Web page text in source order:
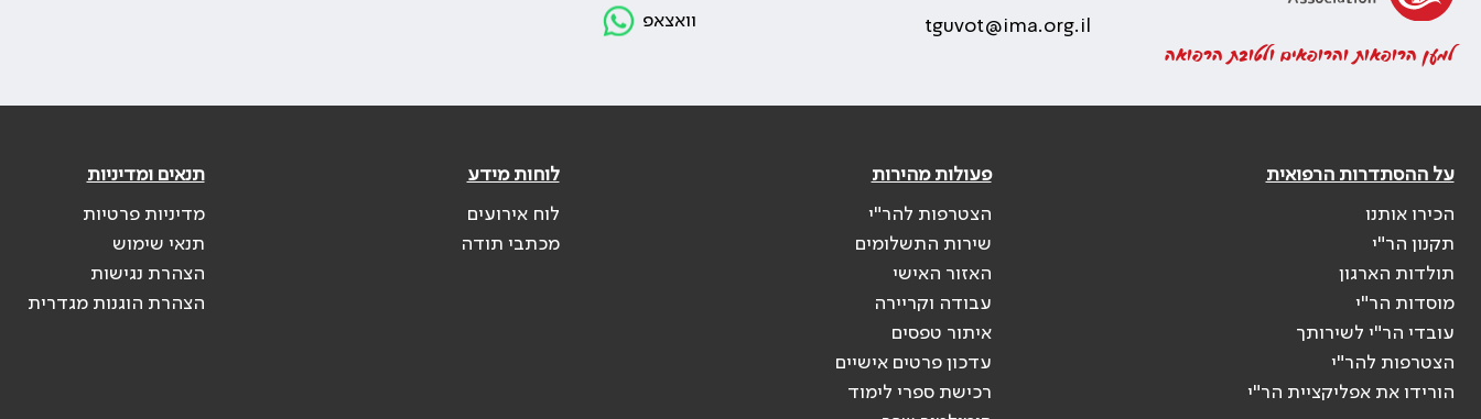
למען הרופאות והרופאים ולטובת הרפואה
tguvot@ima.org.il
וואצאפ
על ההסתדרות הרפואית
הכירו אותנו
תקנון הר"י
תולדות הארגון
מוסדות הר"י
עובדי הר"י לשירותך
הצטרפות להר"י
הורידו את אפליקציית הר"י
פעולות מהירות
הצטרפות להר"י
שירות התשלומים
האזור האישי
עבודה וקריירה
איתור טפסים
עדכון פרטים אישיים
רכישת ספרי לימוד
לוחות מידע
לוח אירועים
מכתבי תודה
תנאים ומדיניות
מדיניות פרטיות
תנאי שימוש
הצהרת נגישות
הצהרת הוגנות מגדרית